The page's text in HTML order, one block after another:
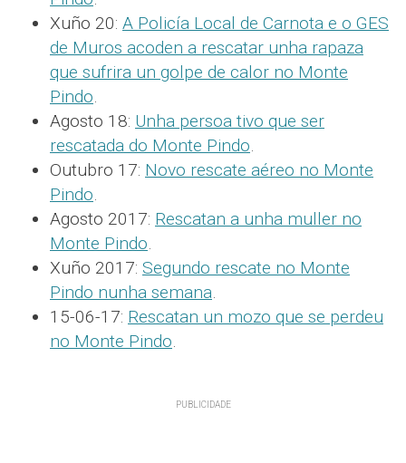
Xuño 20: A Policía Local de Carnota e o GES
de Muros acoden a rescatar unha rapaza
que sufrira un golpe de calor no Monte
Pindo.
Agosto 18: Unha persoa tivo que ser
rescatada do Monte Pindo.
Outubro 17: Novo rescate aéreo no Monte
Pindo.
Agosto 2017: Rescatan a unha muller no
Monte Pindo.
Xuño 2017: Segundo rescate no Monte
Pindo nunha semana.
15-06-17: Rescatan un mozo que se perdeu
no Monte Pindo.